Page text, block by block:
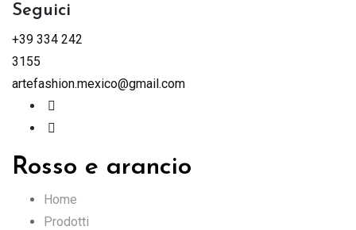
Seguici
+39 334 242
3155
artefashion.mexico@gmail.com
Rosso e arancio
Home
Prodotti